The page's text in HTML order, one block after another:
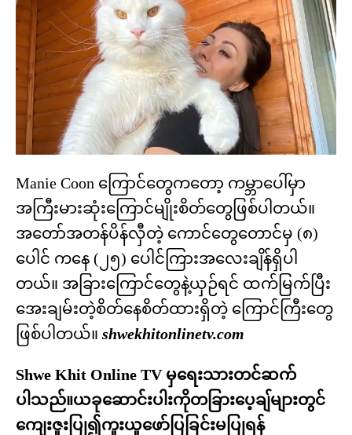
Manie Coon ကြောင်တွေကတော့ ကမ္ဘာပေါ်မှာ
အကြီးမားဆုံးကြောင်မျိုးစိတ်တွေဖြစ်ပါတယ်။
အတော်အတန်ပိန်လှီတဲ့ ကောင်တွေတောင်မှ (၈)
ပေါင် ကနေ (၂၅) ပေါင်ကြားအလေးချိန်ရှိပါ
တယ်။ အခြားကြောင်တွေနဲ့ယှဉ်ရင် ထက်မြက်ပြီး
အေးချမ်းတဲ့စိတ်နေစိတ်ထားရှိတဲ့ ကြောင်ကြီးတွေ
ဖြစ်ပါတယ်။ shwekhitonlinetv.com
Shwe Khit Online TV မှရေးသားတင်ဆက်
ပါသည်။ယခုဆောင်းပါးကိုတခြားပေ့ချ်များတွင်
ကျေးဇူးပြု၍ကူးယူဖော်ပြခြင်းမပြုရန်